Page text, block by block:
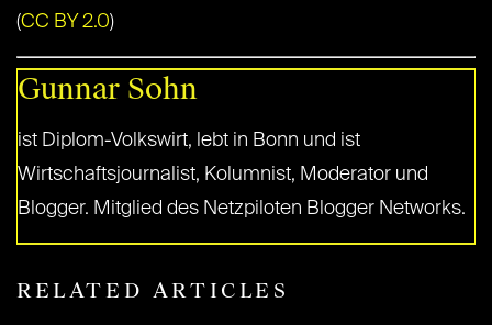
(CC BY 2.0)
Gunnar Sohn
ist Diplom-Volkswirt, lebt in Bonn und ist
Wirtschaftsjournalist, Kolumnist, Moderator und
Blogger. Mitglied des Netzpiloten Blogger Networks.
RELATED ARTICLES